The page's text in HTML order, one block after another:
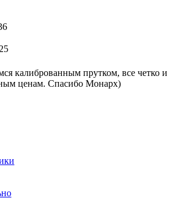
калиброванным прутком, все четко и
ценам. Спасибо Монарх)